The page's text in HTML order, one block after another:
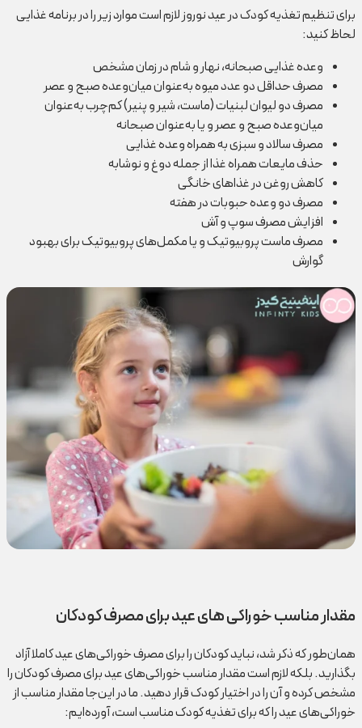
برای تنظیم تغذیه کودک در عید نوروز لازم است موارد زیر را در برنامه غذایی
لحاظ کنید:
وعده غذایی صبحانه، نهار و شام در زمان مشخص
مصرف حداقل دو عدد میوه به‌عنوان میان‌وعده صبح و عصر
مصرف دو لیوان لبنیات (ماست، شیر و پنیر) کم‌چرب به‌عنوان
میان‌وعده صبح و عصر و یا به‌عنوان صبحانه
مصرف سالاد و سبزی به همراه وعده غذایی
حذف مایعات همراه غذا از جمله دوغ و نوشابه
کاهش روغن در غذاهای خانگی
مصرف دو وعده حبوبات در هفته
افزایش مصرف سوپ و آش
مصرف ماست پروبیوتیک و یا مکمل‌های پروبیوتیک برای بهبود
گوارش
مقدار مناسب خوراکی های عید برای مصرف کودکان
همان‌طور که ذکر شد، نباید کودکان را برای مصرف خوراکی‌های عید کاملا آزاد
بگذارید. بلکه لازم است مقدار مناسب خوراکی‌های عید برای مصرف کودکان را
مشخص کرده و آن را در اختیار کودک قرار دهید. ما در این‌جا مقدار مناسب از
خوراکی‌های عید را که برای تغذیه کودک مناسب است، آورده‌ایم: